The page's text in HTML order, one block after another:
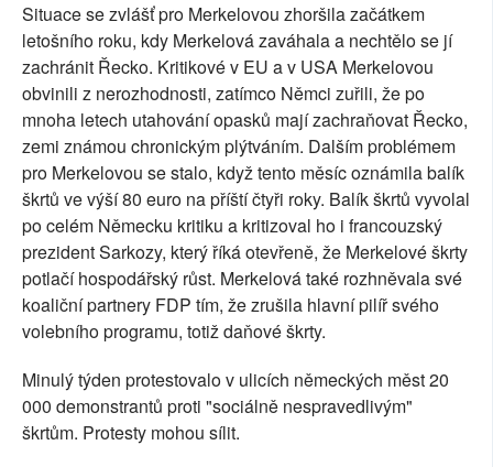
Situace se zvlášť pro Merkelovou zhoršila začátkem
letošního roku, kdy Merkelová zaváhala a nechtělo se jí
zachránit Řecko. Kritikové v EU a v USA Merkelovou
obvinili z nerozhodnosti, zatímco Němci zuřili, že po
mnoha letech utahování opasků mají zachraňovat Řecko,
zemi známou chronickým plýtváním. Dalším problémem
pro Merkelovou se stalo, když tento měsíc oznámila balík
škrtů ve výší 80 euro na příští čtyři roky. Balík škrtů vyvolal
po celém Německu kritiku a kritizoval ho i francouzský
prezident Sarkozy, který říká otevřeně, že Merkelové škrty
potlačí hospodářský růst. Merkelová také rozhněvala své
koaliční partnery FDP tím, že zrušila hlavní pilíř svého
volebního programu, totiž daňové škrty.
Minulý týden protestovalo v ulicích německých měst 20
000 demonstrantů proti "sociálně nespravedlivým"
škrtům. Protesty mohou sílit.